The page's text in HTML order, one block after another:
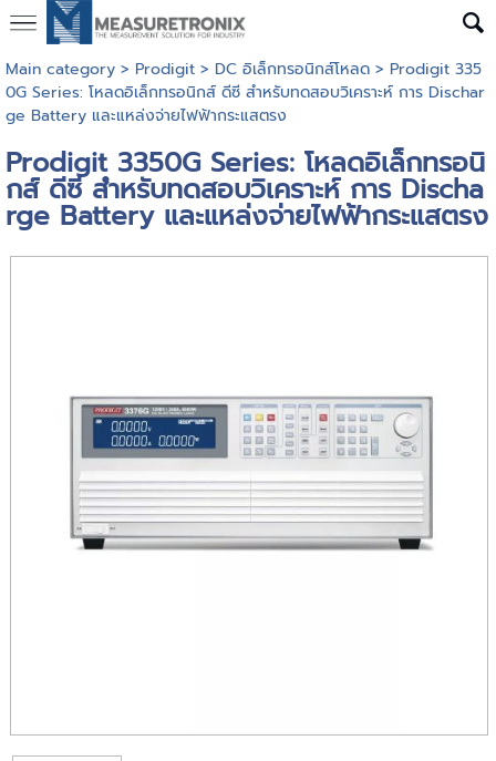
Main category> Prodigit> DC อิเล็กทรอนิกส์โหลด > Prodigit 335
0G Series: โหลดอิเล็กทรอนิกส์ ดีซี สำหรับทดสอบวิเคราะห์ การ Dischar
ge Battery และแหล่งจ่ายไฟฟ้ากระแสตรง
Prodigit 3350G Series: โหลดอิเล็กทรอนิ
กส์ ดีซี สำหรับทดสอบวิเคราะห์ การ Discha
rge Battery และแหล่งจ่ายไฟฟ้ากระแสตรง